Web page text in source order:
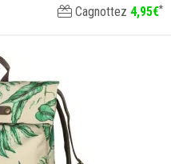
Cagnottez 4,95€*